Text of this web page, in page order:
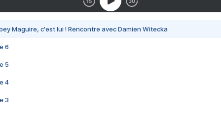
Maguire, c'est lui ! Rencontre avec Damien Witecka
6
5
4
3